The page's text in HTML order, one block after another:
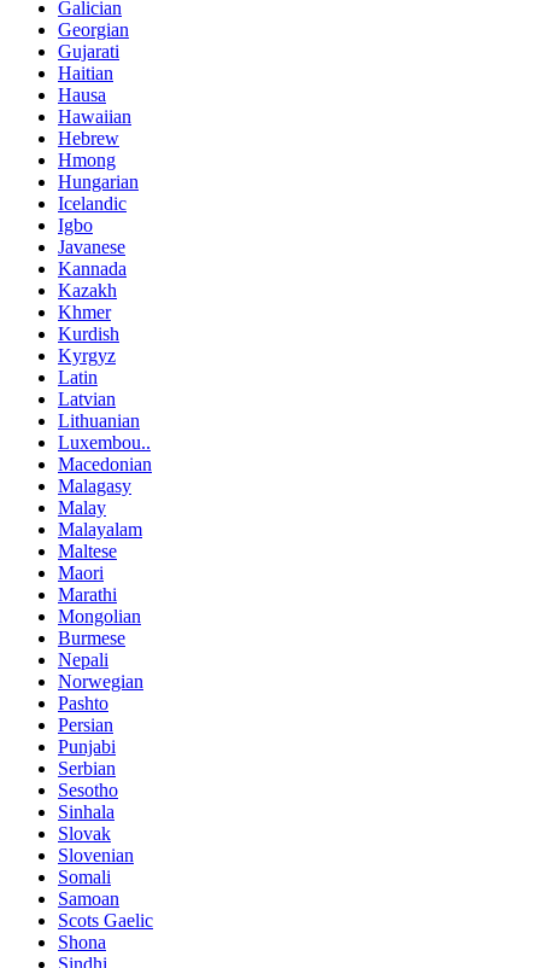
Galician
Georgian
Gujarati
Haitian
Hausa
Hawaiian
Hebrew
Hmong
Hungarian
Icelandic
Igbo
Javanese
Kannada
Kazakh
Khmer
Kurdish
Kyrgyz
Latin
Latvian
Lithuanian
Luxembou..
Macedonian
Malagasy
Malay
Malayalam
Maltese
Maori
Marathi
Mongolian
Burmese
Nepali
Norwegian
Pashto
Persian
Punjabi
Serbian
Sesotho
Sinhala
Slovak
Slovenian
Somali
Samoan
Scots Gaelic
Shona
Sindhi